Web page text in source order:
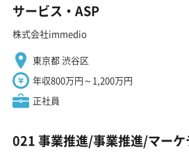
サービス・ASP
株式会社immedio
東京都 渋谷区
年収800万円～1,200万円
正社員
021 事業推進/事業推進/マーケ